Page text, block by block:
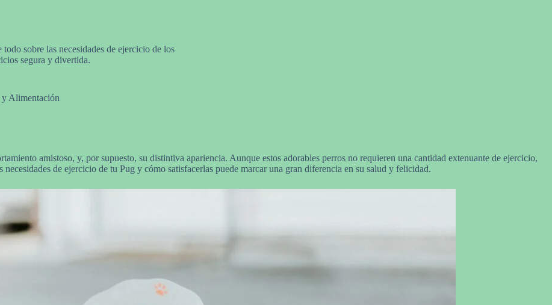
sobre las necesidades de ejercicio de los
segura y divertida.
y Alimentación
amistoso, y, por supuesto, su distintiva apariencia. Aunque estos adorables perros no requieren una cantidad extenuante de ejercicio,
de ejercicio de tu Pug y cómo satisfacerlas puede marcar una gran diferencia en su salud y felicidad.